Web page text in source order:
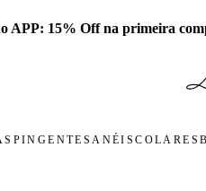
APP: 15% Off na primeira
PINGENTESANÉISCOLARES